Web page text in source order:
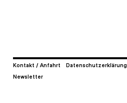
Kontakt / Anfahrt Datenschutzerklärung
Newsletter